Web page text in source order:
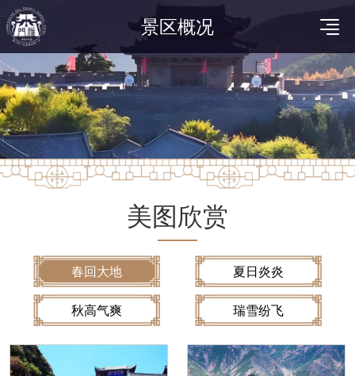
景区概况
美图欣赏
春回大地 夏日炎炎
秋高气爽 瑞雪纷飞